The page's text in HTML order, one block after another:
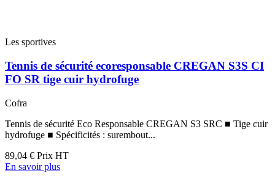
Les sportives
Tennis de sécurité ecoresponsable CREGAN S3S CI
FO SR tige cuir hydrofuge
Cofra
Tennis de sécurité Eco Responsable CREGAN S3 SRC ■ Tige cuir
hydrofuge ■ Spécificités : surembout...
89,04 € Prix HT
En savoir plus